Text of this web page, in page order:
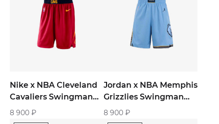
Nike x NBA Cleveland
Cavaliers Swingman
Shorts «Icon Edition»
8 900 ₽
Jordan x NBA Memphis
Grizzlies Swingman
Shorts «Light Blue»
8 900 ₽